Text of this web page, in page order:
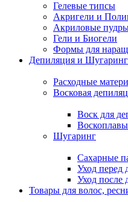
Гелевые типсы
Акригели и
Акриловые
Гели и Биогели
Формы для
Депиляция и Шугаринг
Расходные
Восковая
Воск для
Воскоплавы
Шугаринг
Сахарные
Уход перед
Уход после
Товары для волос,